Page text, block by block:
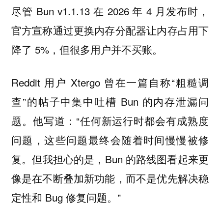
尽管 Bun v1.1.13 在 2026 年 4 月发布时，
官方宣称通过更换内存分配器让内存占用下
降了 5%，但很多用户并不买账。
Reddit 用户 Xtergo 曾在一篇自称“粗糙调
查”的帖子中集中吐槽 Bun 的内存泄漏问
题。他写道：“任何新运行时都会有成熟度
问题，这些问题最终会随着时间慢慢被修
复。但我担心的是，Bun 的路线图看起来更
像是在不断叠加新功能，而不是优先解决稳
定性和 Bug 修复问题。”